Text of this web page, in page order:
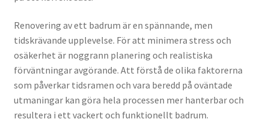
Renovering av ett badrum är en spännande, men
tidskrävande upplevelse. För att minimera stress och
osäkerhet är noggrann planering och realistiska
förväntningar avgörande. Att förstå de olika faktorerna
som påverkar tidsramen och vara beredd på oväntade
utmaningar kan göra hela processen mer hanterbar och
resultera i ett vackert och funktionellt badrum.